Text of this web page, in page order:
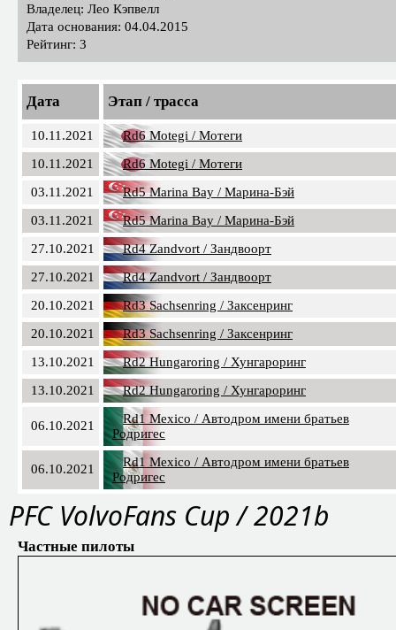
Владелец: Лео Кэпвелл
Дата основания: 04.04.2015
Рейтинг: 3
Дата Этап / трасса
10.11.2021
Rd6 Motegi / Мотеги
10.11.2021
Rd6 Motegi / Мотеги
03.11.2021
Rd5 Marina Bay / Марина-Бэй
03.11.2021
Rd5 Marina Bay / Марина-Бэй
27.10.2021
Rd4 Zandvort / Зандвоорт
27.10.2021
Rd4 Zandvort / Зандвоорт
20.10.2021
Rd3 Sachsenring / Заксенринг
20.10.2021
Rd3 Sachsenring / Заксенринг
13.10.2021
Rd2 Hungaroring / Хунгароринг
13.10.2021
Rd2 Hungaroring / Хунгароринг
06.10.2021
Rd1 Mexico / Автодром имени братьев
Родригес
06.10.2021
Rd1 Mexico / Автодром имени братьев
Родригес
PFC VolvoFans Cup / 2021b
Частные пилоты